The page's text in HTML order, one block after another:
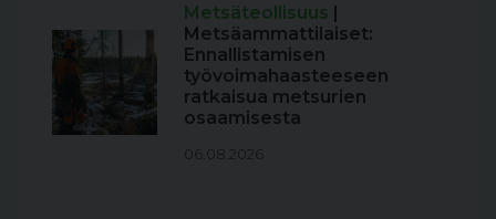
Metsäteollisuus |
Metsäammattilaiset:
Ennallistamisen
työvoimahaasteeseen
ratkaisua metsurien
osaamisesta
06.08.2026